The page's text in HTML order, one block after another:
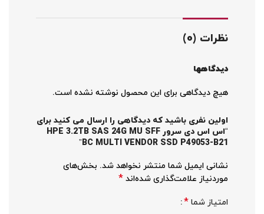
نظرات (0)
دیدگاهها
هیچ دیدگاهی برای این محصول نوشته نشده است.
اولین نفری باشید که دیدگاهی را ارسال می کنید برای
“اس اس دی سرور HPE 3.2TB SAS 24G MU SFF
BC MULTI VENDOR SSD P49053-B21”
نشانی ایمیل شما منتشر نخواهد شد. بخش‌های
موردنیاز علامت‌گذاری شده‌اند *
امتیاز شما *